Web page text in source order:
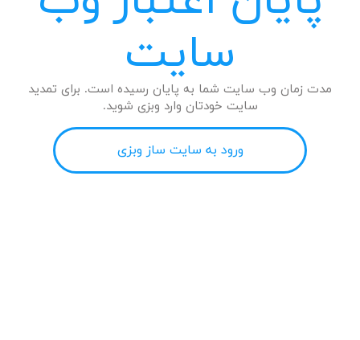
سایت
مدت زمان وب سایت شما به پایان رسیده است. برای تمدید
سایت خودتان وارد وبزی شوید.
ورود به سایت ساز وبزی